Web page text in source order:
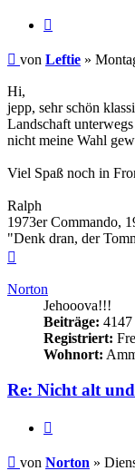
Beitrag
von Leftie »
Hi,
jepp, sehr schön
Landschaft unterwegs
nicht meine Wahl
Viel Spaß noch in
Ralph
1973er Commando,
"Denk dran, der
Norton
Jehooova!!!
Beiträge: 4147
Registriert:
Wohnort:
Re: Nicht alt
Beitrag
von Norton »